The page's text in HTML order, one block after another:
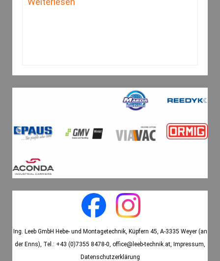
Ing. Leeb GmbH Hebe- und Montagetechnik, Küpfern 45, A-3335 Weyer (an
der Enns), Tel.: +43 (0)7355 8478-0 office@leeb-technik.at Impressum
Datenschutzerklärung